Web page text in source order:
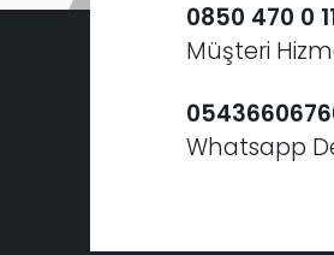
0850 470 0
Müşteri
Whatsapp